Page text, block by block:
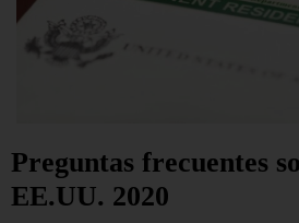
Preguntas frecuentes
EE.UU. 2020